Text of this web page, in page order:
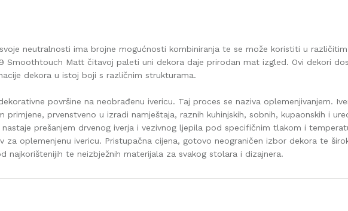
neutralnosti ima brojne mogućnosti kombiniranja te se može koristiti u različitim
Smoothtouch Matt čitavoj paleti uni dekora daje prirodan mat izgled. Ovi dekori
dekora u istoj boji s različnim strukturama.
površine na neobrađenu ivericu. Taj proces se naziva oplemenjivanjem.
prvenstveno u izradi namještaja, raznih kuhinjskih, sobnih, kupaonskih i
prešanjem drvenog iverja i vezivnog ljepila pod specifičnim tlakom i
za oplemenjenu ivericu. Pristupačna cijena, gotovo neograničen izbor dekora te
najkorištenijih te neizbježnih materijala za svakog stolara i dizajnera.